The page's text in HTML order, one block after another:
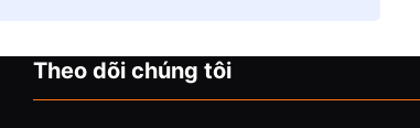
Theo dõi chúng tôi